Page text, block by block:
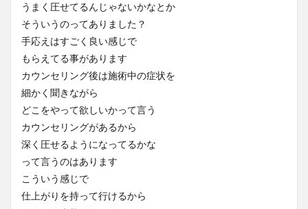
うまく圧せてるんじゃないかなとか
そういうのってありました？
手応えはすごく良い感じで
もらえてる事があります
カウンセリング後は施術中の症状を
細かく聞きながら
どこをやって欲しいかって言う
カウンセリングがあるから
深く圧せるようになってるかな
って言うのはあります
こういう感じで
仕上がりを持って行けるから